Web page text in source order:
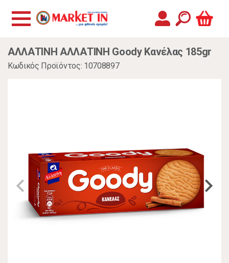
ΑΛΛΑΤΙΝΗ ΑΛΛΑΤΙΝΗ Goody Κανέλας 185gr
Κωδικός Προϊόντος: 10708897